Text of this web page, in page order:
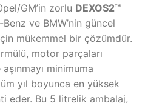
GM’in zorlu DEXOS2™
ve BMW’nin güncel
mükemmel bir çözümdür.
motor parçaları
minimuma
yıl boyunca en yüksek
eder. Bu 5 litrelik ambalaj,